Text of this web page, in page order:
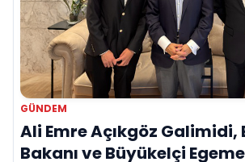
GÜNDEM
Ali Emre Açıkgöz Galimidi,
Bakanı ve Büyükelçi